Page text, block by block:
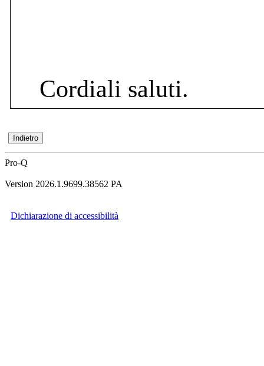
Cordiali saluti.
Pro-Q
Version 2026.1.9699.38562 PA
Dichiarazione di accessibilità